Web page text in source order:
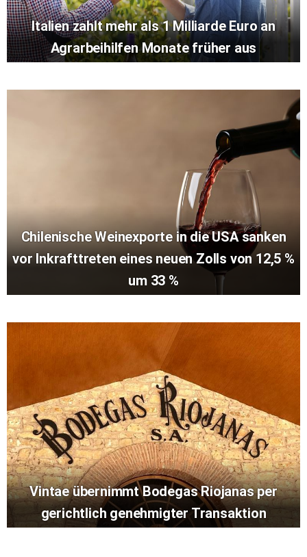
Italien zahlt mehr als 1 Milliarde Euro an
Agrarbeihilfen Monate früher aus
Chilenische Weinexporte in die USA sanken
vor Inkrafttreten eines neuen Zolls von 12,5 %
um 33 %
Vintae übernimmt Bodegas Riojanas per
gerichtlich genehmigter Transaktion